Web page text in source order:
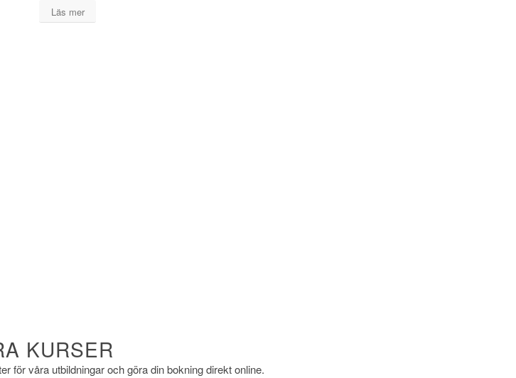
Läs mer
KURSER
för våra utbildningar och göra din bokning direkt online.